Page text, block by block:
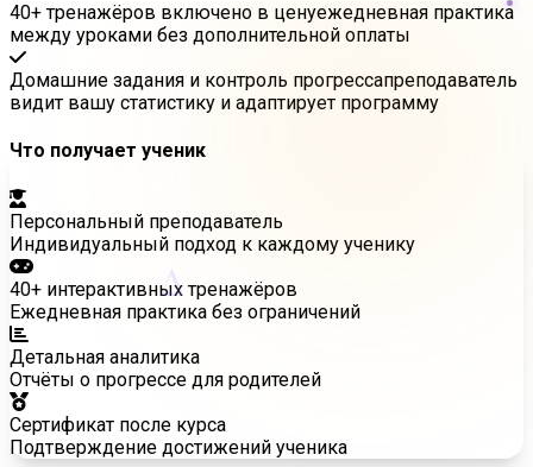
Δ
40+ тренажёров включено в ценуежедневная практика
между уроками без дополнительной оплаты
Домашние задания и контроль прогрессапреподаватель
видит вашу статистику и адаптирует программу
Что получает ученик
Персональный преподаватель
Индивидуальный подход к каждому ученику
40+ интерактивных тренажёров
Ежедневная практика без ограничений
Детальная аналитика
Отчёты о прогрессе для родителей
Сертификат после курса
Подтверждение достижений ученика